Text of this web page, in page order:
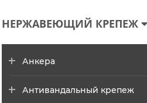
НЕРЖАВЕЮЩИЙ КРЕПЕЖ
Анкера
Антивандальный крепеж